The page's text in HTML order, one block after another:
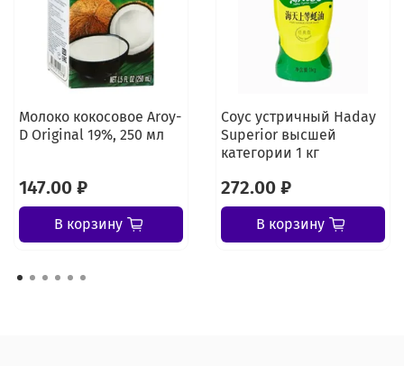
Молоко кокосовое Aroy-
D Original 19%, 250 мл
147.00 ₽
В корзину
Соус устричный Haday
Superior высшей
категории 1 кг
272.00 ₽
В корзину